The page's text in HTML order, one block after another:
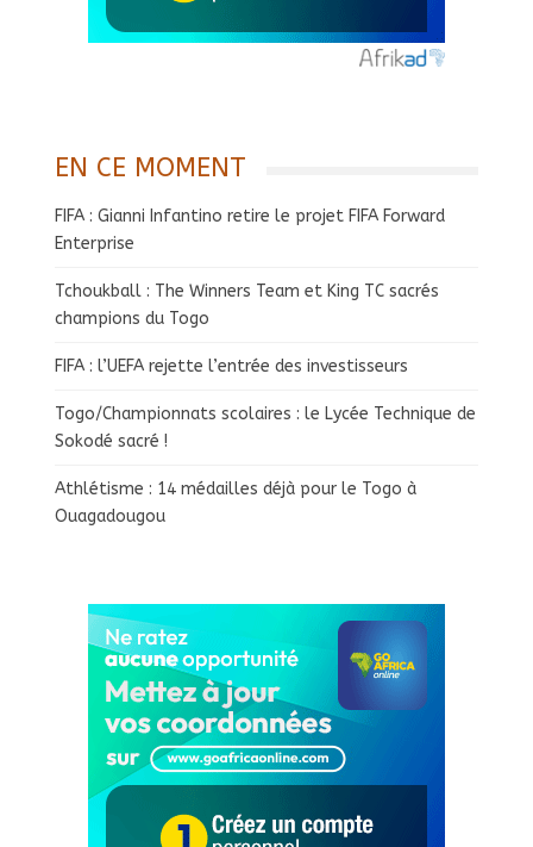
EN CE MOMENT
FIFA : Gianni Infantino retire le projet FIFA Forward
Enterprise
Tchoukball : The Winners Team et King TC sacrés
champions du Togo
FIFA : l’UEFA rejette l’entrée des investisseurs
Togo/Championnats scolaires : le Lycée Technique de
Sokodé sacré !
Athlétisme : 14 médailles déjà pour le Togo à
Ouagadougou